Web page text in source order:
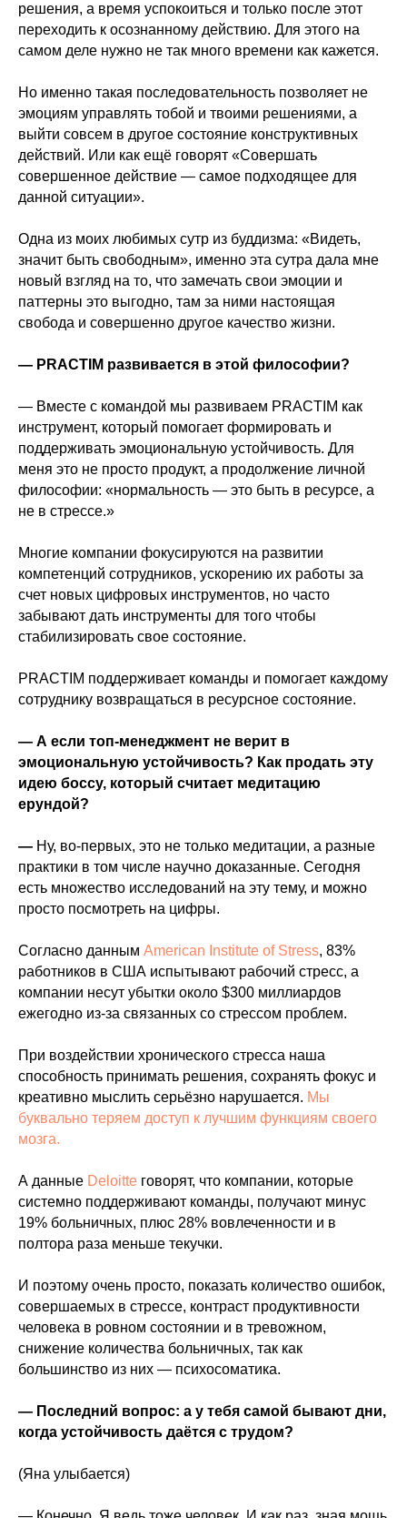
решения, а время успокоиться и только после этот
переходить к осознанному действию. Для этого на
самом деле нужно не так много времени как кажется.
Но именно такая последовательность позволяет не
эмоциям управлять тобой и твоими решениями, а
выйти совсем в другое состояние конструктивных
действий. Или как ещё говорят «Совершать
совершенное действие — самое подходящее для
данной ситуации».
Одна из моих любимых сутр из буддизма: «Видеть,
значит быть свободным», именно эта сутра дала мне
новый взгляд на то, что замечать свои эмоции и
паттерны это выгодно, там за ними настоящая
свобода и совершенно другое качество жизни.
— PRACTIM развивается в этой философии?
— Вместе с командой мы развиваем PRACTIM как
инструмент, который помогает формировать и
поддерживать эмоциональную устойчивость. Для
меня это не просто продукт, а продолжение личной
философии: «нормальность — это быть в ресурсе, а
не в стрессе.»
Многие компании фокусируются на развитии
компетенций сотрудников, ускорению их работы за
счет новых цифровых инструментов, но часто
забывают дать инструменты для того чтобы
стабилизировать свое состояние.
PRACTIM поддерживает команды и помогает каждому
сотруднику возвращаться в ресурсное состояние.
— А если топ-менеджмент не верит в
эмоциональную устойчивость? Как продать эту
идею боссу, который считает медитацию
ерундой?
— Ну, во-первых, это не только медитации, а разные
практики в том числе научно доказанные. Сегодня
есть множество исследований на эту тему, и можно
просто посмотреть на цифры.
Согласно данным American Institute of Stress, 83%
работников в США испытывают рабочий стресс, а
компании несут убытки около $300 миллиардов
ежегодно из-за связанных со стрессом проблем.
При воздействии хронического стресса наша
способность принимать решения, сохранять фокус и
креативно мыслить серьёзно нарушается. Мы
буквально теряем доступ к лучшим функциям своего
мозга.
А данные Deloitte говорят, что компании, которые
системно поддерживают команды, получают минус
19% больничных, плюс 28% вовлеченности и в
полтора раза меньше текучки.
И поэтому очень просто, показать количество ошибок,
совершаемых в стрессе, контраст продуктивности
человека в ровном состоянии и в тревожном,
снижение количества больничных, так как
большинство из них — психосоматика.
— Последний вопрос: а у тебя самой бывают дни,
когда устойчивость даётся с трудом?
(Яна улыбается)